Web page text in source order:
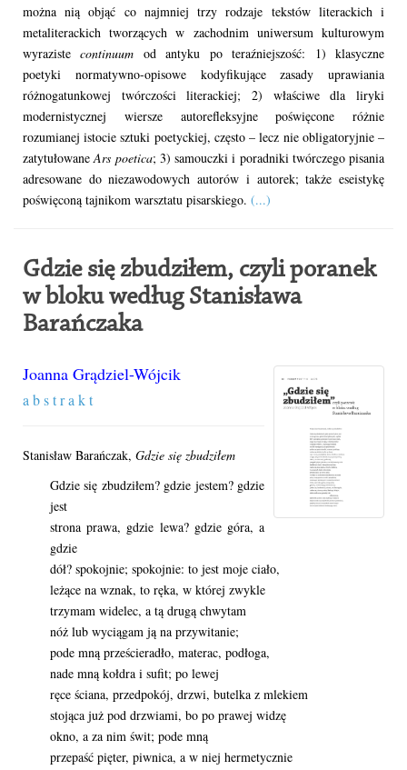
można nią objąć co najmniej trzy rodzaje tekstów literackich i
metaliterackich tworzących w zachodnim uniwersum kulturowym
wyrazistecontinuum od antyku po teraźniejszość: 1) klasyczne
poetyki normatywno-opisowe kodyfikujące zasady uprawiania
różnogatunkowej twórczości literackiej; 2) właściwe dla liryki
modernistycznej wiersze autorefleksyjne poświęcone różnie
rozumianej istocie sztuki poetyckiej, często – lecz nie obligatoryjnie –
zatytułowaneArs poetica; 3) samouczki i poradniki twórczego pisania
adresowane do niezawodowych autorów i autorek; także eseistykę
poświęconą tajnikom warsztatu pisarskiego. (...)
Gdzie się zbudziłem, czyli poranek
w bloku według Stanisława
Barańczaka
Joanna Grądziel-Wójcik
a b s t r a k t
Stanisław Barańczak, Gdzie się zbudziłem
Gdzie się zbudziłem? gdzie jestem? gdzie
jest
strona prawa, gdzie lewa? gdzie góra, a
gdzie
dół? spokojnie; spokojnie: to jest moje ciało,
leżące na wznak, to ręka, w której zwykle
trzymam widelec, a tą drugą chwytam
nóż lub wyciągam ją na przywitanie;
pode mną prześcieradło, materac, podłoga,
nade mną kołdra i sufit; po lewej
ręce ściana, przedpokój, drzwi, butelka z mlekiem
stojąca już pod drzwiami, bo po prawej widzę
okno, a za nim świt; pode mną
przepaść pięter, piwnica, a w niej hermetycznie